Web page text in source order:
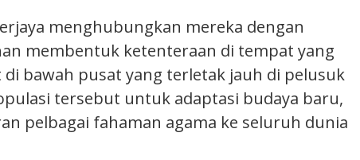
menghubungkan mereka dengan
membentuk ketenteraan di tempat yang
bawah pusat yang terletak jauh di pelusuk
tersebut untuk adaptasi budaya baru,
pelbagai fahaman agama ke seluruh dunia